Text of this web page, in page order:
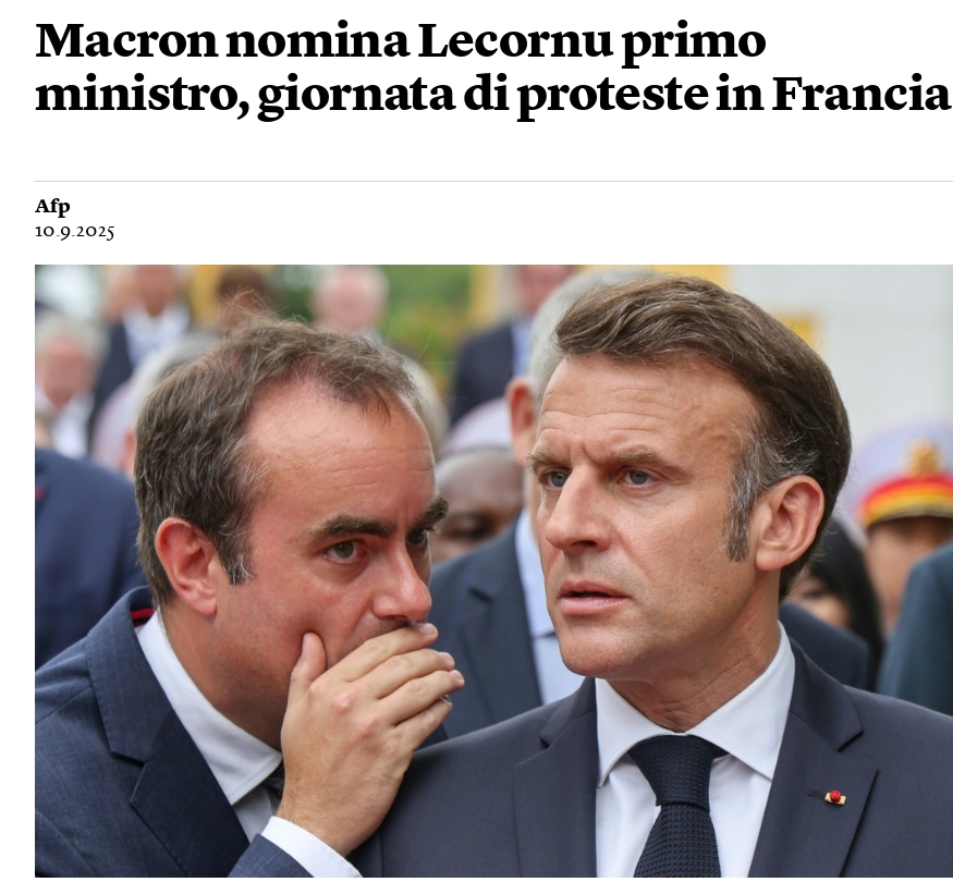
Macron nomina Lecornu primo
ministro, giornata di proteste in Francia
Afp
10.9.2025